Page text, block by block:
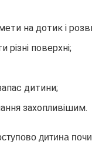
на дотик і
поверхні;
дитини;
захопливішим.
дитина